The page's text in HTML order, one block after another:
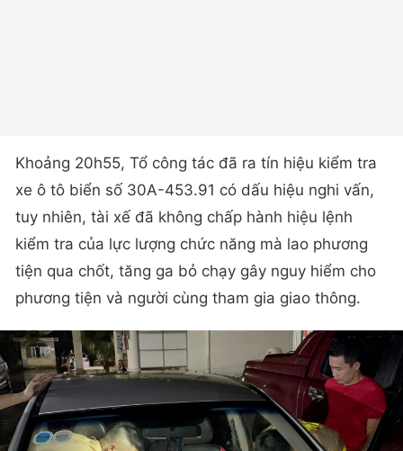
Khoảng 20h55, Tổ công tác đã ra tín hiệu kiểm tra
xe ô tô biển số 30A-453.91 có dấu hiệu nghi vấn,
tuy nhiên, tài xế đã không chấp hành hiệu lệnh
kiểm tra của lực lượng chức năng mà lao phương
tiện qua chốt, tăng ga bỏ chạy gây nguy hiểm cho
phương tiện và người cùng tham gia giao thông.